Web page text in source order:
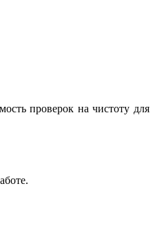
проверок на чистоту для